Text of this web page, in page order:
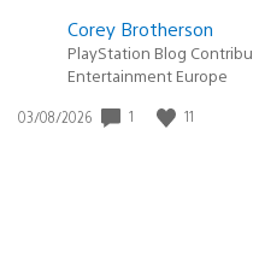
Corey Brotherson
PlayStation Blog
Entertainment Europe
Date
03/08/2026 1 11